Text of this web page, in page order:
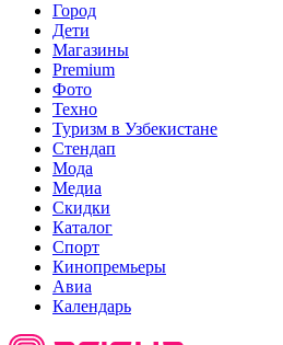
Город
Дети
Магазины
Premium
Фото
Техно
Туризм в Узбекистане
Стендап
Мода
Медиа
Скидки
Каталог
Спорт
Кинопремьеры
Авиа
Календарь